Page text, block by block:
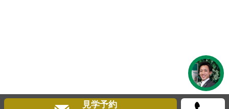
見学予約